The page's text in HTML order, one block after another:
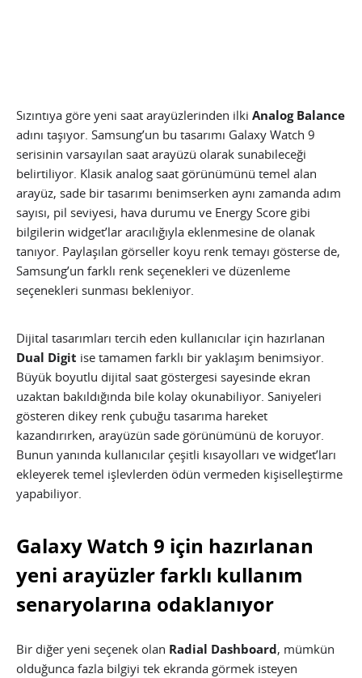
Sızıntıya göre yeni saat arayüzlerinden ilki Analog Balance
adını taşıyor. Samsung’un bu tasarımı Galaxy Watch 9
serisinin varsayılan saat arayüzü olarak sunabileceği
belirtiliyor. Klasik analog saat görünümünü temel alan
arayüz, sade bir tasarımı benimserken aynı zamanda adım
sayısı, pil seviyesi, hava durumu ve Energy Score gibi
bilgilerin widget’lar aracılığıyla eklenmesine de olanak
tanıyor. Paylaşılan görseller koyu renk temayı gösterse de,
Samsung’un farklı renk seçenekleri ve düzenleme
seçenekleri sunması bekleniyor.
Dijital tasarımları tercih eden kullanıcılar için hazırlanan
Dual Digit ise tamamen farklı bir yaklaşım benimsiyor.
Büyük boyutlu dijital saat göstergesi sayesinde ekran
uzaktan bakıldığında bile kolay okunabiliyor. Saniyeleri
gösteren dikey renk çubuğu tasarıma hareket
kazandırırken, arayüzün sade görünümünü de koruyor.
Bunun yanında kullanıcılar çeşitli kısayolları ve widget’ları
ekleyerek temel işlevlerden ödün vermeden kişiselleştirme
yapabiliyor.
Galaxy Watch 9 için hazırlanan
yeni arayüzler farklı kullanım
senaryolarına odaklanıyor
Bir diğer yeni seçenek olan Radial Dashboard, mümkün
olduğunca fazla bilgiyi tek ekranda görmek isteyen